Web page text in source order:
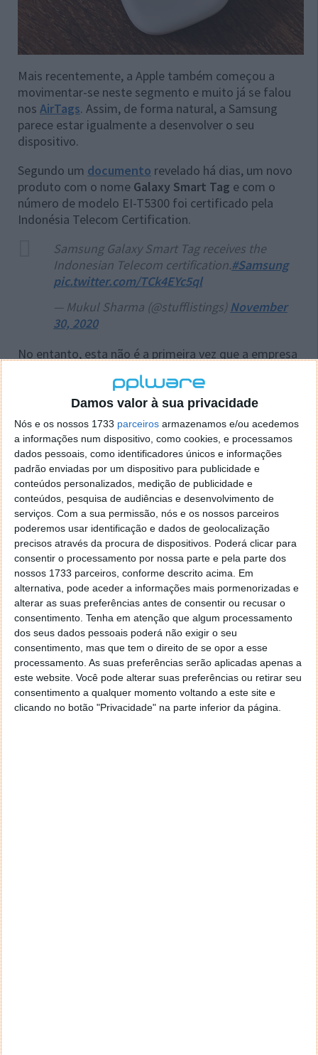
Damos valor à sua privacidade
Nós e os nossos 1733 parceiros armazenamos e/ou acedemos
a informações num dispositivo, como cookies, e processamos
dados pessoais, como identificadores únicos e informações
padrão enviadas por um dispositivo para publicidade e
conteúdos personalizados, medição de publicidade e
conteúdos, pesquisa de audiências e desenvolvimento de
serviços. Com a sua permissão, nós e os nossos parceiros
poderemos usar identificação e dados de geolocalização
precisos através da procura de dispositivos. Poderá clicar para
consentir o processamento por nossa parte e pela parte dos
nossos 1733 parceiros, conforme descrito acima. Em
alternativa, pode aceder a informações mais pormenorizadas e
alterar as suas preferências antes de consentir ou recusar o
consentimento. Tenha em atenção que algum processamento
dos seus dados pessoais poderá não exigir o seu
consentimento, mas que tem o direito de se opor a esse
processamento. As suas preferências serão aplicadas apenas a
este website. Você pode alterar suas preferências ou retirar seu
consentimento a qualquer momento voltando a este site e
clicando no botão "Privacidade" na parte inferior da página.
Mais recentemente, a Apple também começou a
movimentar-se neste segmento e muito já se falou
nos AirTags. Assim, de forma natural, a Samsung
parece estar igualmente a desenvolver o seu
dispositivo.
Segundo um documento revelado há dias, um novo
produto com o nome Galaxy Smart Tag e com o
número de modelo EI-T5300 foi certificado pela
Indonésia Telecom Certification.
Samsung Galaxy Smart Tag receives the
Indonesian Telecom certification.#Samsung
pic.twitter.com/TCk4EYc5ql
— Mukul Sharma (@stufflistings) November
30, 2020
No entanto, esta não é a primeira vez que a empresa
um localizador com suporte para LTE com a marca
SmartThingshá dois anos.
Localizadores de objetos inteligentes
Se olharmos para dentro do que a empresa já lançou,
o passo mais lógico é implementar essa tecnologia
num dispositivo deste género, com recurso ao
serviçoSmartThings Find.